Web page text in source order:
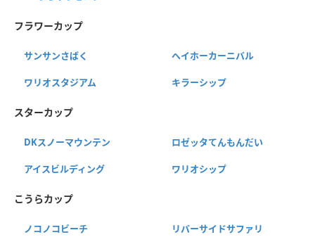
フラワーカップ
サンサンさばく ヘイホーカーニバル
ワリオスタジアム キラーシップ
スターカップ
DKスノーマウンテン ロゼッタてんもんだい
アイスビルディング ワリオシップ
こうらカップ
ノコノコビーチ リバーサイドサファリ